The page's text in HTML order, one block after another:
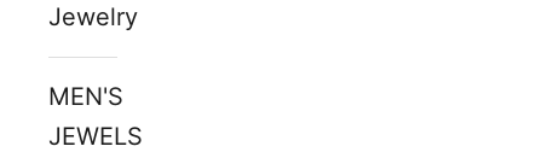
Jewelry
MEN'S
JEWELS